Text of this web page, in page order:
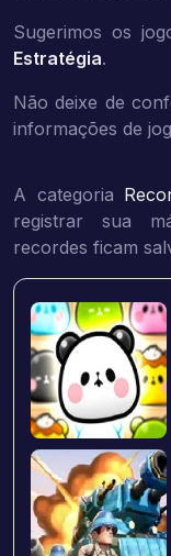
Sugerimos os
Estratégia.
Não deixe de
informações de
A categoria
registrar sua
recordes ficam